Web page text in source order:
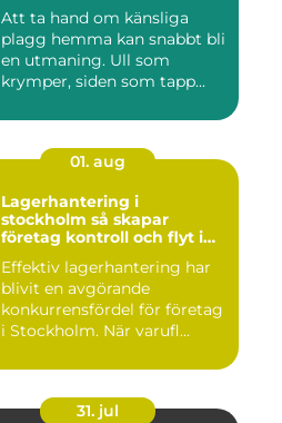
Att ta hand om känsliga
plagg hemma kan snabbt bli
en utmaning. Ull som
krymper, siden som tapp...
01. aug
Lagerhantering i
stockholm så skapar
företag kontroll och flyt i
Effektiv lagerhantering har
blivit en avgörande
konkurrensfördel för företag
i Stockholm. När varufl...
31. jul